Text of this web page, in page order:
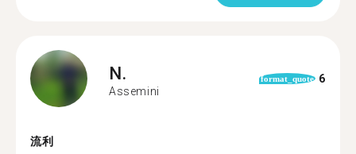
N.
Assemini
format_quote 6
流利